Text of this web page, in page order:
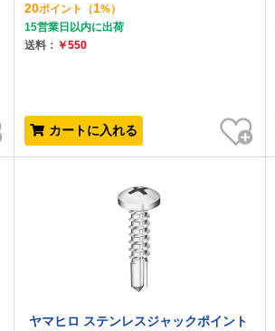
20ポイント （1%）
15営業日以内に出荷
送料： ￥550
カートに入れる
お気に入り
ヤマヒロ ステンレスジャックポイント